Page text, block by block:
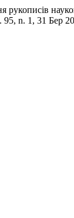
95, n. 1, 31 Бер